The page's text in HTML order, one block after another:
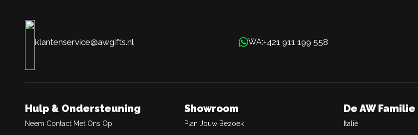
klantenservice@awgifts.nl WA:+421 911 199 558
Hulp & Ondersteuning
Neem Contact Met Ons Op
Showroom
Plan Jouw Bezoek
De AW Familie
Italië